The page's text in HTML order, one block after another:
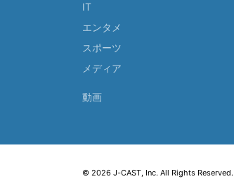
IT
エンタメ
スポーツ
メディア
動画
© 2026 J-CAST, Inc. All Rights Reserved.